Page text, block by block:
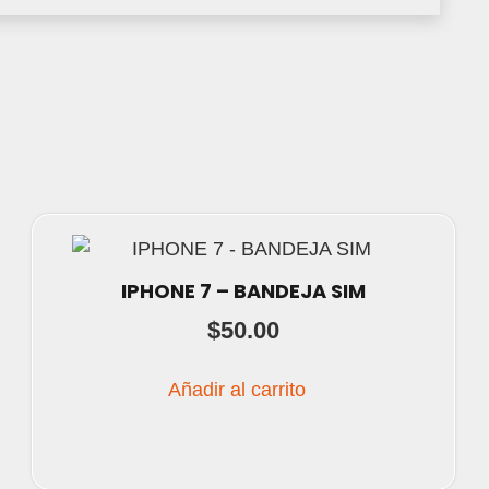
IPHONE 7 – BANDEJA SIM
$50.00
Añadir al carrito